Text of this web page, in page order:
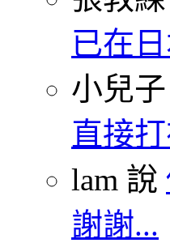
已在
小兒
直接
lam 說
謝謝...